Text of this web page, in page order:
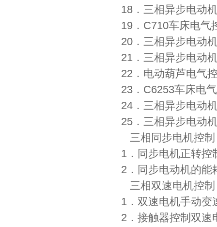
18．三相异步电动
19．C710车床电气
20．三相异步电动
21．三相异步电动
22．电动葫芦电气
23．C6253车床电
24．三相异步电动
25．三相异步电动
三相同步电机控制
1．同步电机正转控
2．同步电动机的能
三相双速电机控制
1．双速电机手动变
2．接触器控制双速